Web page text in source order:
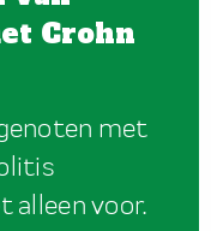
Crohn
met
alleen voor.